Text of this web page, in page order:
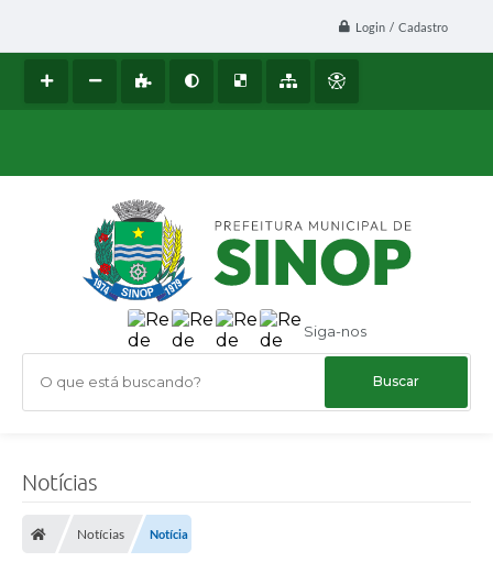
Login / Cadastro
Siga-nos
O que está buscando?
Notícias
Notícias Notícia